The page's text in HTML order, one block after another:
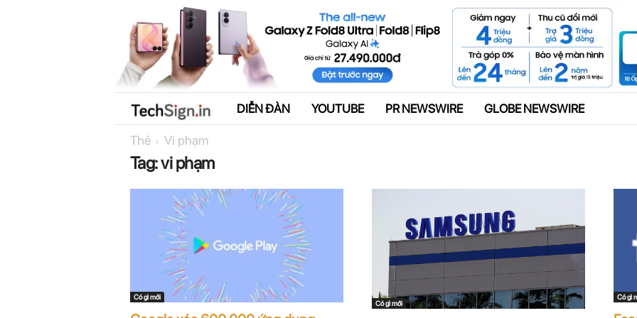
Quảng cáo
h
g
DIỄN ĐÀN YOUTUBE PR NEWSWIRE GLOBE NEWSWIRE
Thẻ Vi phạm
Tag: vi phạm
Có gì mới
Có gì mới
Có gì